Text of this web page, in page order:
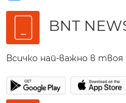
BNT
Всичко най-важно в